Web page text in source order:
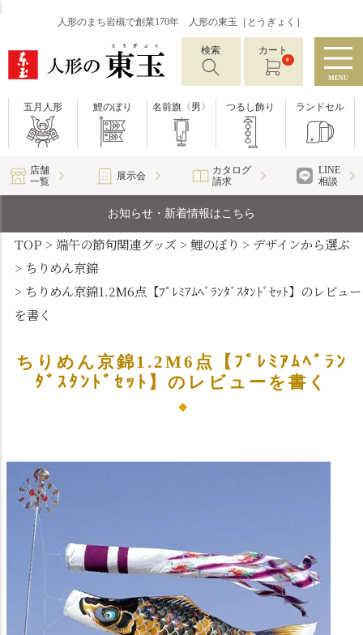
人形のまち岩槻で創業170年 人形の東玉［とうぎょく］
検索 カート
0
MENU
五月人形 鯉のぼり 名前旗〈男〉 つるし飾り ランドセル
店舗
一覧
展示会
カタログ
請求
LINE
相談
お知らせ・新着情報はこちら
TOP 端午の節句関連グッズ 鯉のぼり
デザインから選ぶ
ちりめん京錦
ちりめん京錦1.2M6点【ﾌﾟﾚﾐｱﾑﾍﾞﾗﾝﾀﾞｽﾀﾝﾄﾞｾｯﾄ】のレビュー
を書く
ちりめん京錦1.2M6点【ﾌﾟﾚﾐｱﾑﾍﾞﾗﾝ
ﾀﾞｽﾀﾝﾄﾞｾｯﾄ】のレビューを書く